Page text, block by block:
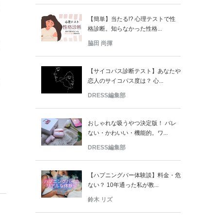
【簡単】当たる!? 心理テストで性
格診断。知らなかった性格...
脇田 尚揮
【サイコパス診断テスト】あなたや
恋人のサイコパス度は？ 心...
DRESS編集部
おしゃれな吸うやつ決定版！ バレ
ない・かわいい・機能的。ワ...
DRESS編集部
【ハプニングバー体験談】料金・危
ない？ 10年通った私が教...
鈴木 リズ